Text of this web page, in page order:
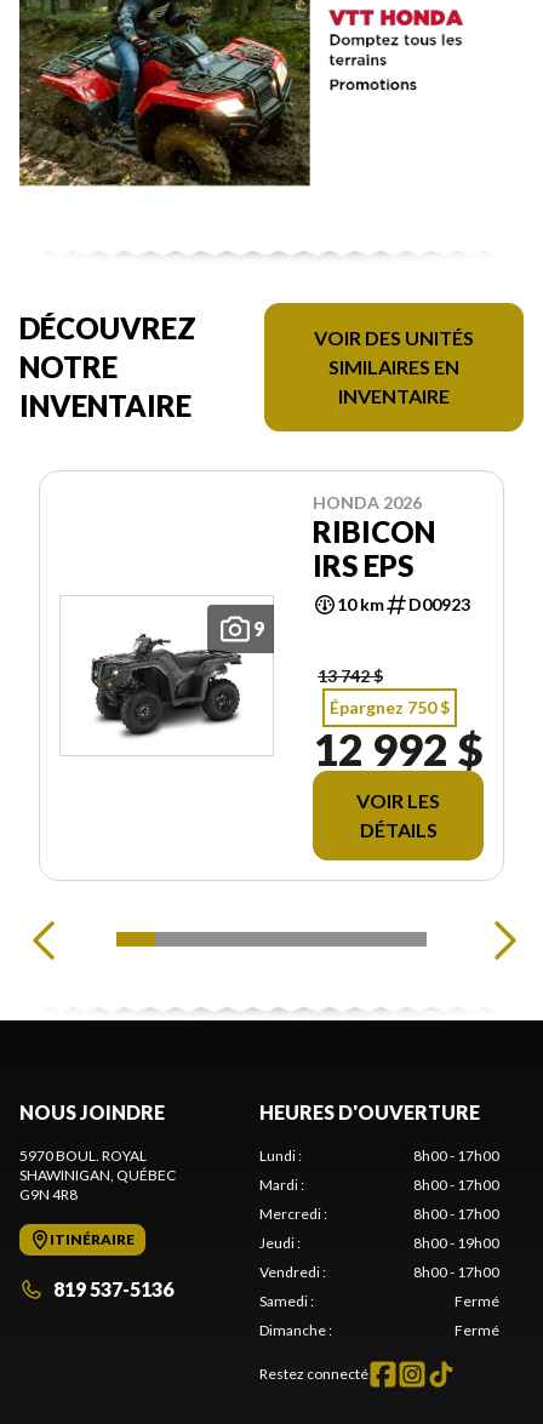
DÉCOUVREZ
NOTRE
INVENTAIRE
VOIR DES UNITÉS
SIMILAIRES EN
INVENTAIRE
9
HONDA 2026
RIBICON
IRS EPS
10 km D00923
13 742 $
Épargnez 750 $
12 992 $
VOIR LES
DÉTAILS
NOUS JOINDRE
5970 BOUL. ROYAL
SHAWINIGAN, QUÉBEC
G9N 4R8
ITINÉRAIRE
819 537-5136
HEURES D'OUVERTURE
Lundi:
8h00 - 17h00
Mardi:
8h00 - 17h00
Mercredi:
8h00 - 17h00
Jeudi:
8h00 - 19h00
Vendredi:
8h00 - 17h00
Samedi:
Fermé
Dimanche: Fermé
Restez connecté